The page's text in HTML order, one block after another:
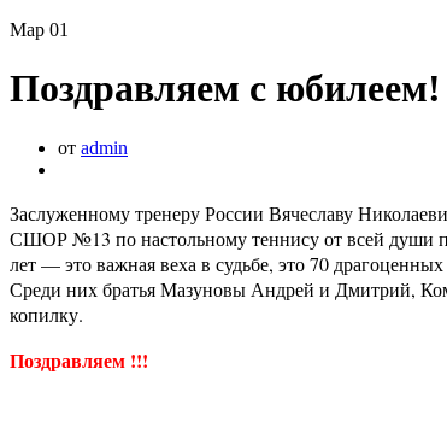
Мар 01
Поздравляем с юбилеем!
от admin
Заслуженному тренеру России Вячеславу
СШОР №13 по настольному теннису от всей души
лет — это важная веха в судьбе, это 70
Среди них братья Мазуновы Андрей и Дмитрий,
копилку.
Поздравляем !!!